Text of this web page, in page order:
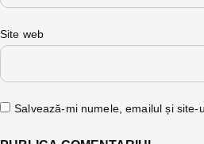
Site web
Salvează-mi numele, emailul și